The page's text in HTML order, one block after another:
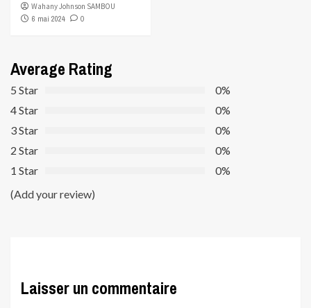
Wahany Johnson SAMBOU
6 mai 2024
0
Average Rating
5 Star
0%
4 Star
0%
3 Star
0%
2 Star
0%
1 Star
0%
(Add your review)
Laisser un commentaire